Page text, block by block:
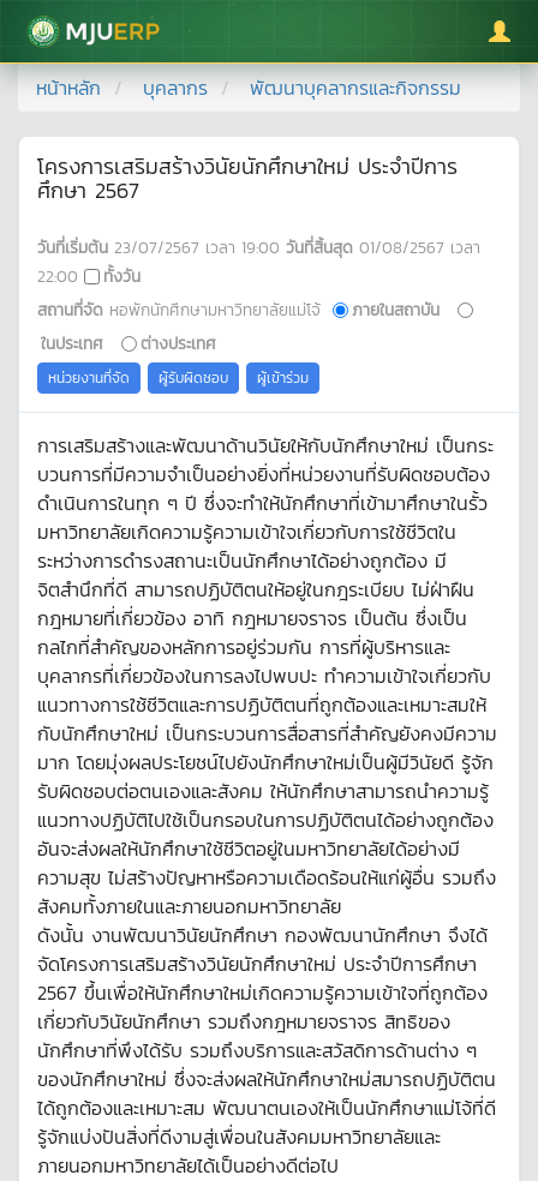
มหาวิทยาลัยแม่โจ้
หน้าหลัก บุคลากร พัฒนาบุคลากรและกิจกรรม
โครงการเสริมสร้างวินัยนักศึกษาใหม่ ประจำปีการ
ศึกษา 2567
วันที่เริ่มต้น 23/07/2567 เวลา 19:00 วันที่สิ้นสุด 01/08/2567 เวลา
22:00
ทั้งวัน
สถานที่จัด หอพักนักศึกษามหาวิทยาลัยแม่โจ้
ภายในสถาบัน
ในประเทศ
ต่างประเทศ
หน่วยงานที่จัด ผู้รับผิดชอบ ผู้เข้าร่วม
การเสริมสร้างและพัฒนาด้านวินัยให้กับนักศึกษาใหม่ เป็นกระ
บวนการที่มีความจำเป็นอย่างยิ่งที่หน่วยงานที่รับผิดชอบต้อง
ดำเนินการในทุก ๆ ปี ซึ่งจะทำให้นักศึกษาที่เข้ามาศึกษาในรั้ว
มหาวิทยาลัยเกิดความรู้ความเข้าใจเกี่ยวกับการใช้ชีวิตใน
ระหว่างการดำรงสถานะเป็นนักศึกษาได้อย่างถูกต้อง มี
จิตสำนึกที่ดี สามารถปฏิบัติตนให้อยู่ในกฎระเบียบ ไม่ฝ่าฝืน
กฎหมายที่เกี่ยวข้อง อาทิ กฎหมายจราจร เป็นต้น ซึ่งเป็น
กลไกที่สำคัญของหลักการอยู่ร่วมกัน การที่ผู้บริหารและ
บุคลากรที่เกี่ยวข้องในการลงไปพบปะ ทำความเข้าใจเกี่ยวกับ
แนวทางการใช้ชีวิตและการปฏิบัติตนที่ถูกต้องและเหมาะสมให้
กับนักศึกษาใหม่ เป็นกระบวนการสื่อสารที่สำคัญยังคงมีความ
มาก โดยมุ่งผลประโยชน์ไปยังนักศึกษาใหม่เป็นผู้มีวินัยดี รู้จัก
รับผิดชอบต่อตนเองและสังคม ให้นักศึกษาสามารถนำความรู้
แนวทางปฏิบัติไปใช้เป็นกรอบในการปฏิบัติตนได้อย่างถูกต้อง
อันจะส่งผลให้นักศึกษาใช้ชีวิตอยู่ในมหาวิทยาลัยได้อย่างมี
ความสุข ไม่สร้างปัญหาหรือความเดือดร้อนให้แก่ผู้อื่น รวมถึง
สังคมทั้งภายในและภายนอกมหาวิทยาลัย
ดังนั้น งานพัฒนาวินัยนักศึกษา กองพัฒนานักศึกษา จึงได้
จัดโครงการเสริมสร้างวินัยนักศึกษาใหม่ ประจำปีการศึกษา
2567 ขึ้นเพื่อให้นักศึกษาใหม่เกิดความรู้ความเข้าใจที่ถูกต้อง
เกี่ยวกับวินัยนักศึกษา รวมถึงกฎหมายจราจร สิทธิของ
นักศึกษาที่พึงได้รับ รวมถึงบริการและสวัสดิการด้านต่าง ๆ
ของนักศึกษาใหม่ ซึ่งจะส่งผลให้นักศึกษาใหม่สมารถปฏิบัติตน
ได้ถูกต้องและเหมาะสม พัฒนาตนเองให้เป็นนักศึกษาแม่โจ้ที่ดี
รู้จักแบ่งปันสิ่งที่ดีงามสู่เพื่อนในสังคมมหาวิทยาลัยและ
ภายนอกมหาวิทยาลัยได้เป็นอย่างดีต่อไป